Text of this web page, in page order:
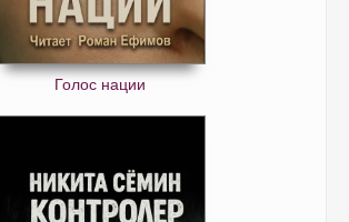
Голос нации